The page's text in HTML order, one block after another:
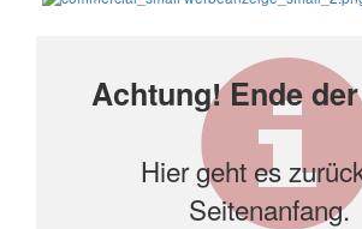
Achtung! Ende
Hier geht es
Seitenanfang.